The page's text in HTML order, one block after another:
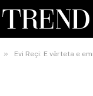
» Evi Reçi: E vërteta e